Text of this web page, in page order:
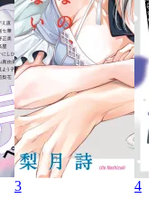
3 4